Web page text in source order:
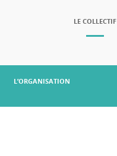
LE COLLECTIF
L’ORGANISATION